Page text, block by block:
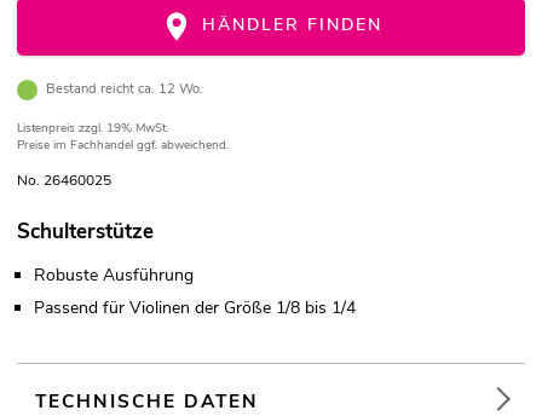
HÄNDLER FINDEN
Bestand reicht ca. 12 Wo.
Listenpreis zzgl. 19% MwSt.
Preise im Fachhandel ggf. abweichend.
No. 26460025
Schulterstütze
Robuste Ausführung
Passend für Violinen der Größe 1/8 bis 1/4
TECHNISCHE DATEN